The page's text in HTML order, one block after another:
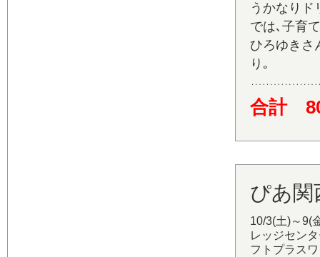
うかなりド
では､子育
ひろゆきさ
り｡
合計
ぴあ関
10/3(土)～9(
レッジセン
フトプラス